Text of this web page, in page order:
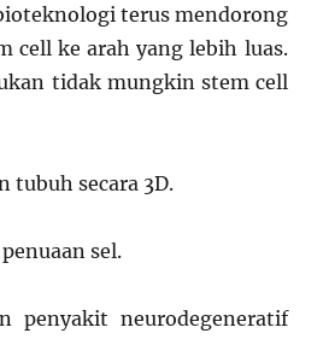
terus mendorong
cell ke arah yang lebih luas.
tidak mungkin stem cell
tubuh secara 3D.
sel.
penyakit neurodegeneratif